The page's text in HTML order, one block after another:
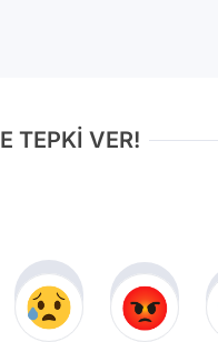
TEPKİ VER!